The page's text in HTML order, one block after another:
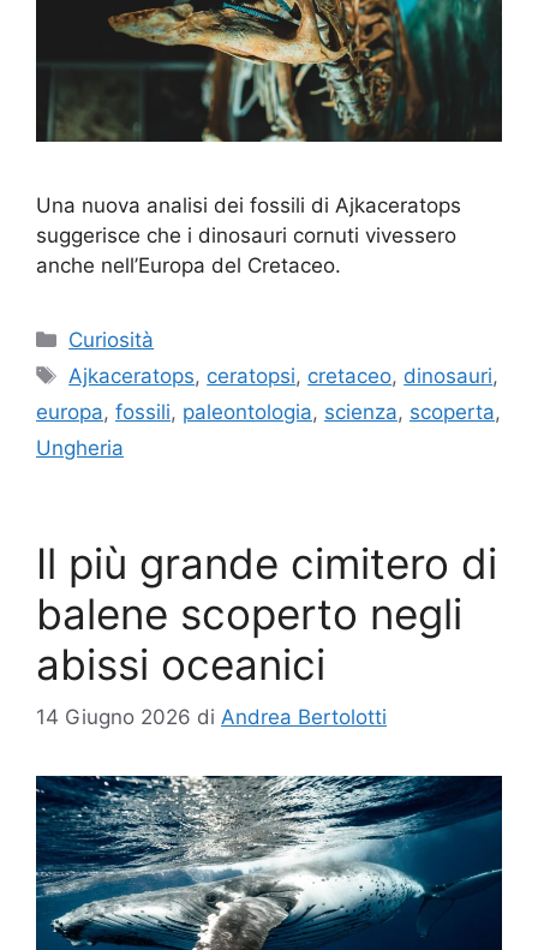
Una nuova analisi dei fossili di Ajkaceratops
suggerisce che i dinosauri cornuti vivessero
anche nell’Europa del Cretaceo.
Categorie
Curiosità
Tag
Ajkaceratops, ceratopsi, cretaceo, dinosauri,
europa, fossili, paleontologia, scienza, scoperta,
Ungheria
Il più grande cimitero di
balene scoperto negli
abissi oceanici
14 Giugno 2026 di Andrea Bertolotti